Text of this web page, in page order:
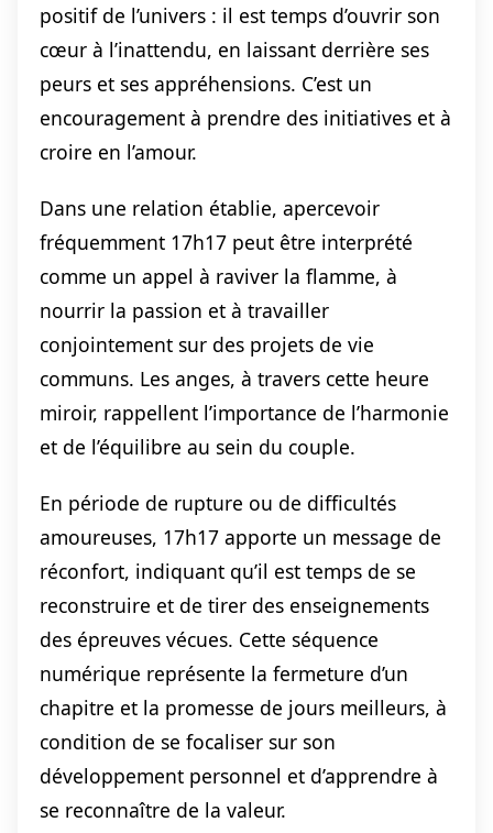
positif de l’univers : il est temps d’ouvrir son
cœur à l’inattendu, en laissant derrière ses
peurs et ses appréhensions. C’est un
encouragement à prendre des initiatives et à
croire en l’amour.
Dans une relation établie, apercevoir
fréquemment 17h17 peut être interprété
comme un appel à raviver la flamme, à
nourrir la passion et à travailler
conjointement sur des projets de vie
communs. Les anges, à travers cette heure
miroir, rappellent l’importance de l’harmonie
et de l’équilibre au sein du couple.
En période de rupture ou de difficultés
amoureuses, 17h17 apporte un message de
réconfort, indiquant qu’il est temps de se
reconstruire et de tirer des enseignements
des épreuves vécues. Cette séquence
numérique représente la fermeture d’un
chapitre et la promesse de jours meilleurs, à
condition de se focaliser sur son
développement personnel et d’apprendre à
se reconnaître de la valeur.